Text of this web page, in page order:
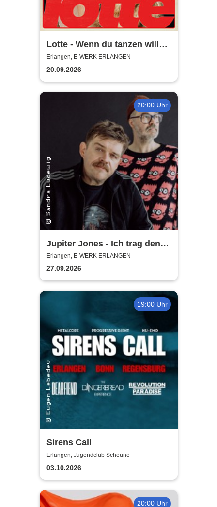
Lotte - Wenn du tanzen willst
Tour 2026
Erlangen, E-WERK ERLANGEN
20.09.2026
20:00 Uhr
Jupiter Jones - Ich trag den
Sarg, Du trägst was Buntes -
Tour 2026
Erlangen, E-WERK ERLANGEN
27.09.2026
19:00 Uhr
Sirens Call
Erlangen, Jugendclub Scheune
03.10.2026
20:00 Uhr